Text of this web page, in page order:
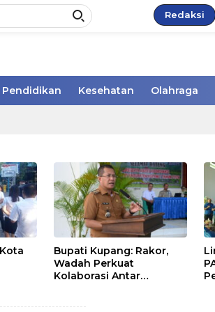
Redaksi
Pendidikan Kesehatan Olahraga
Bupati Kupang: Rakor,
Wadah Perkuat
Kolaborasi Antar